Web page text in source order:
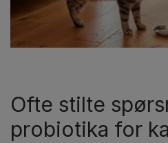
Ofte stilte
probiotika for